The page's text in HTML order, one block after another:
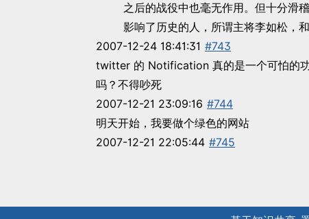
之后的战役中也毫无作用。但十分滑
影响了历史的人，所谓主将李如松，
2007-12-24 18:41:31 #743
twitter 的 Notification 真的是一个可怕的
吗？不得吵死
2007-12-21 23:09:16 #744
明天开始，我要做个绿色的网站
2007-12-21 22:05:44 #745